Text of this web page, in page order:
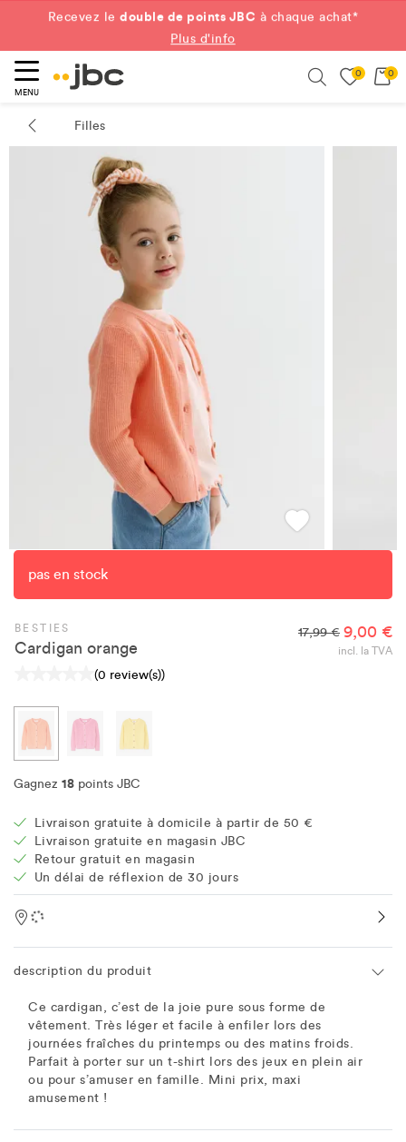
Recevez le double de points JBC à chaque achat*
Plus d'info
MENU
0 0
Filles
pas en stock
BESTIES
Cardigan orange
(0 review(s))
17,99 € 9,00 €
incl. la TVA
Gagnez 18 points JBC
Livraison gratuite à domicile à partir de 50 €
Livraison gratuite en magasin JBC
Retour gratuit en magasin
Un délai de réflexion de 30 jours
Location
description du produit
Ce cardigan, c’est de la joie pure sous forme de
vêtement. Très léger et facile à enfiler lors des
journées fraîches du printemps ou des matins froids.
Parfait à porter sur un t-shirt lors des jeux en plein air
ou pour s’amuser en famille. Mini prix, maxi
amusement !